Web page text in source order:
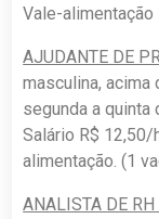
Vale-alimentação
AJUDANTE DE
masculina, acima
segunda a quinta
Salário R$ 12,50/
alimentação. (1
ANALISTA DE RH